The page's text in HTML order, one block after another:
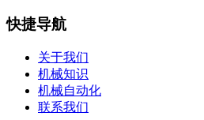
快捷导航
关于我们
机械知识
机械自动化
联系我们